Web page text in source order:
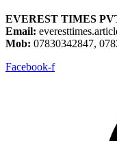
EVEREST TIMES
Email:
Mob: 07830342847,
Facebook-f